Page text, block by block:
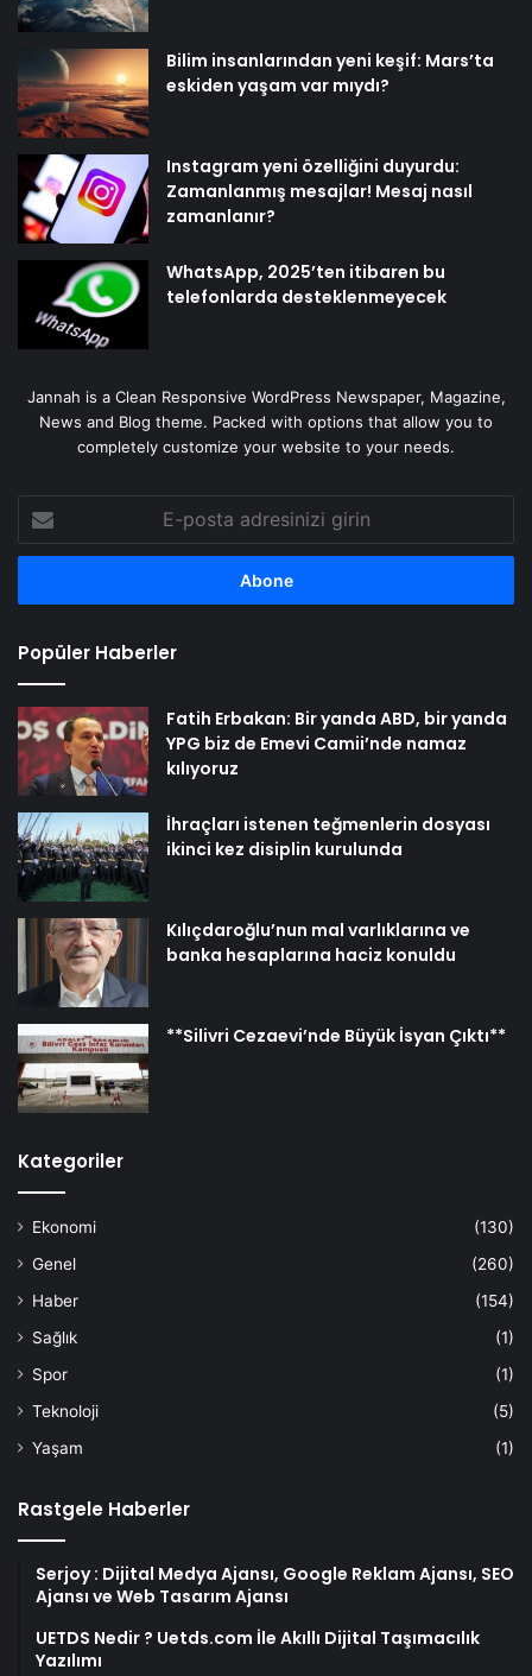
Bilim insanlarından yeni keşif: Mars’ta
eskiden yaşam var mıydı?
Instagram yeni özelliğini duyurdu:
Zamanlanmış mesajlar! Mesaj nasıl
zamanlanır?
WhatsApp, 2025’ten itibaren bu
telefonlarda desteklenmeyecek
Jannah is a Clean Responsive WordPress Newspaper, Magazine,
News and Blog theme. Packed with options that allow you to
completely customize your website to your needs.
posta
adresinizi
Popüler Haberler
Fatih Erbakan: Bir yanda ABD, bir yanda
YPG biz de Emevi Camii’nde namaz
kılıyoruz
İhraçları istenen teğmenlerin dosyası
ikinci kez disiplin kurulunda
Kılıçdaroğlu’nun mal varlıklarına ve
banka hesaplarına haciz konuldu
**Silivri Cezaevi’nde Büyük İsyan Çıktı**
Kategoriler
Ekonomi
(130)
Genel
(260)
Haber
(154)
Sağlık
(1)
Spor
(1)
Teknoloji
(5)
Yaşam
(1)
Rastgele Haberler
Serjoy : Dijital Medya Ajansı, Google Reklam Ajansı, SEO
Ajansı ve Web Tasarım Ajansı
UETDS Nedir ? Uetds.com İle Akıllı Dijital Taşımacılık
Yazılımı